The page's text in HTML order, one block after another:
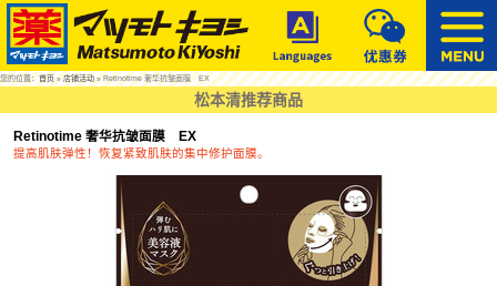
您的位置：首页»店铺活动» Retinotime 奢华抗皱面膜 EX
松本清推荐商品
Retinotime 奢华抗皱面膜 EX
提高肌肤弹性！恢复紧致肌肤的集中修护面膜。